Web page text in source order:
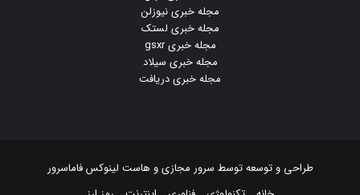
مجله خبری نیوزلن
مجله خبری لستک
مجله خبری gsxr
مجله خبری سیلاد
مجله خبری دریافت
طراحی و توسعه توسط سرور مجازیو هاست لینوکسفاماسرور